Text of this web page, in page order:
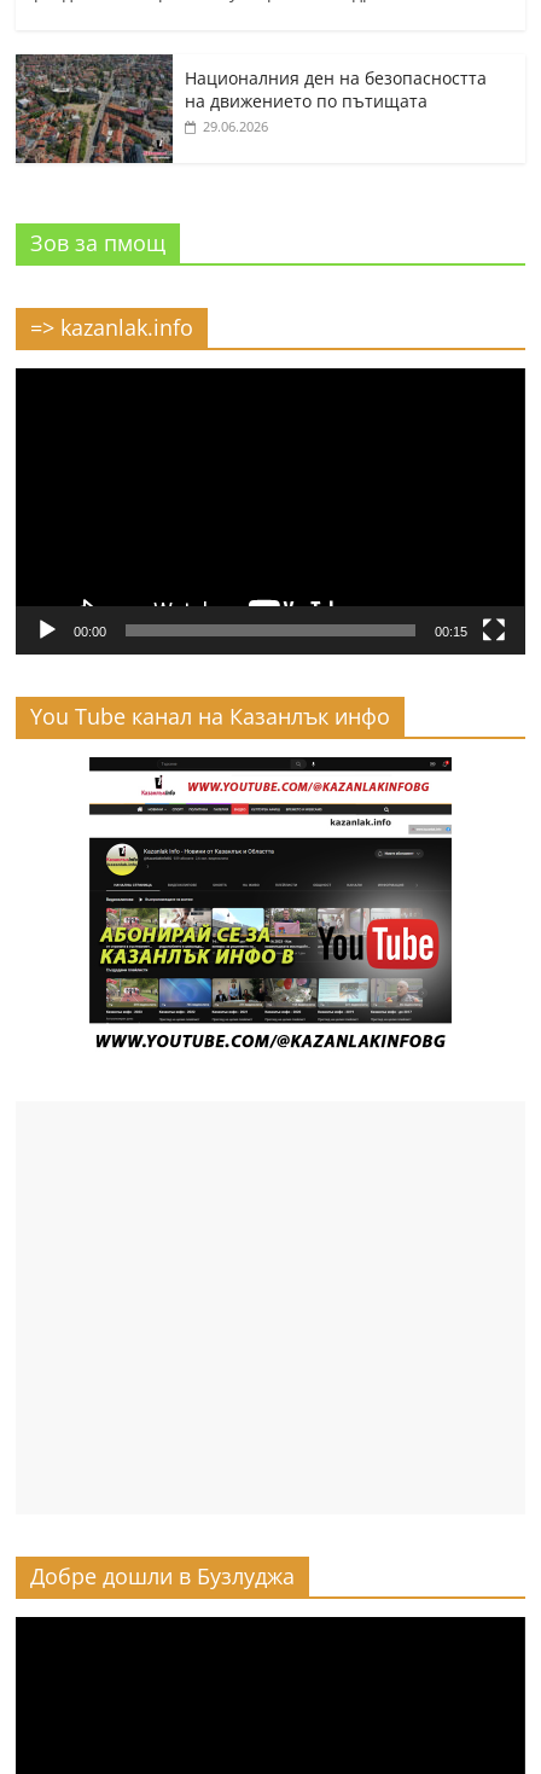
Националния ден на безопасността
на движението по пътищата
29.06.2026
Зов за пмощ
=> kazanlak.info
00:00 00:15
You Tube канал на Казанлък инфо
Добре дошли в Бузлуджа